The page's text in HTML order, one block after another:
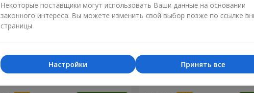
"Шедевр" Букет "Королева Карибского
Некоторые поставщики могут использовать Ваши данные на основании
законного интереса. Вы можете изменить свой выбор позже по ссылке
страницы.
Принять все
Настройки